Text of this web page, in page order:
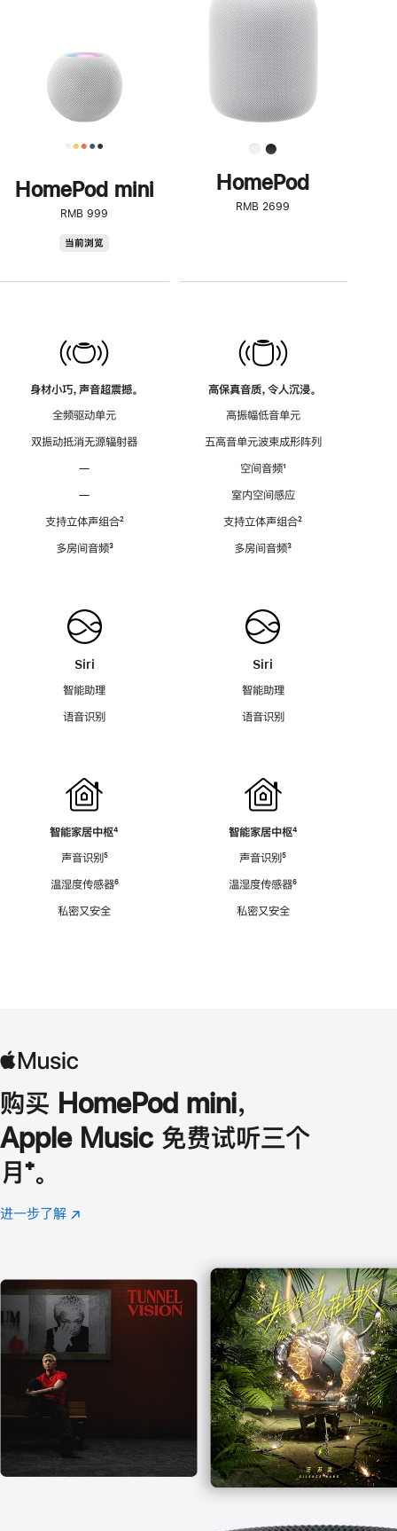
HomePod mini
RMB 999
当前浏览
身材小巧，声音超震撼。
全频驱动单元
双振动抵消无源辐射器
—
—
支持立体声组合脚
²
多房间音频脚
³
Siri
智能助理
语音识别
智能家居中枢脚
⁴
声音识别脚
⁵
温湿度传感器脚
⁶
私密又安全
了
解
HomePod<
HomePod
RMB 2699
高保真音质，令人沉浸。
高振幅低音单元
五高音单元波束成形阵列
空间音频脚
¹
室内空间感应
支持立体声组合脚
²
多房间音频脚
³
Siri
智能助理
语音识别
智能家居中枢脚
⁴
声音识别脚
⁵
温湿度传感器脚
⁶
私密又安全
购买 HomePod mini，
Apple Music 免费试听三个
月 脚
注
⁺。
进一步了解 Apple
(在
口
中
打
开)